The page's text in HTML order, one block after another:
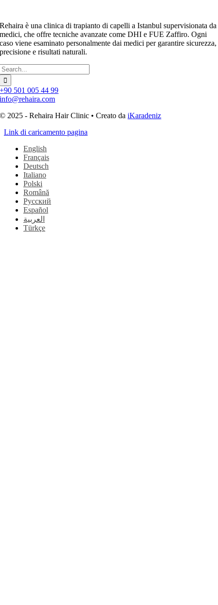
Rehaira è una clinica di trapianto di capelli a Istanbul supervisionata da
medici, che offre tecniche avanzate come DHI e FUE Zaffiro. Ogni
caso viene esaminato personalmente dai medici per garantire sicurezza,
precisione e risultati naturali.
+90 501 005 44 99
info@rehaira.com
© 2025 - Rehaira Hair Clinic • Creato daiKaradeniz
Link di caricamento pagina
English
Français
Deutsch
Italiano
Polski
Română
Русский
Español
العربية
Türkçe